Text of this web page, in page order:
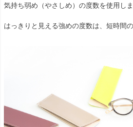
気持ち弱め（やさしめ）の度数を使用しま
はっきりと見える強めの度数は、短時間